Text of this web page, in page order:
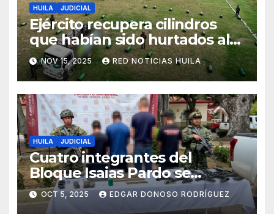
HUILA JUDICIAL
Ejército recupera cilindros
que habían sido hurtados al
parecer para ser utilizados en
acciones terroristas.
NOV 15, 2025 RED NOTICIAS HUILA
HUILA JUDICIAL
Cuatro integrantes del
Bloque Isaias Pardo se
sometieron a la Justicia
OCT 5, 2025 EDGAR DONOSO RODRÍGUEZ